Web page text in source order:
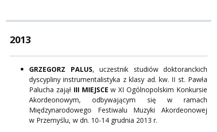
2013
GRZEGORZ PALUS, uczestnik studiów doktoranckich
dyscypliny instrumentalistyka z klasy ad. kw. II st. Pawła
Palucha zajął III MIEJSCEw XI Ogólnopolskim Konkursie
Akordeonowym, odbywającym się w ramach
Międzynarodowego Festiwalu Muzyki Akordeonowej
w Przemyślu, w dn. 10-14 grudnia 2013 r.